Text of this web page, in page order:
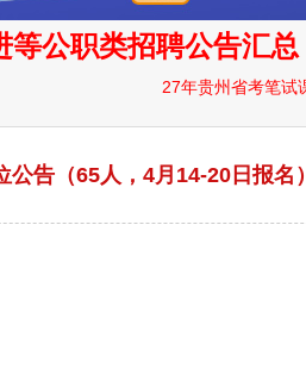
告（65人，4月14-20日报名）